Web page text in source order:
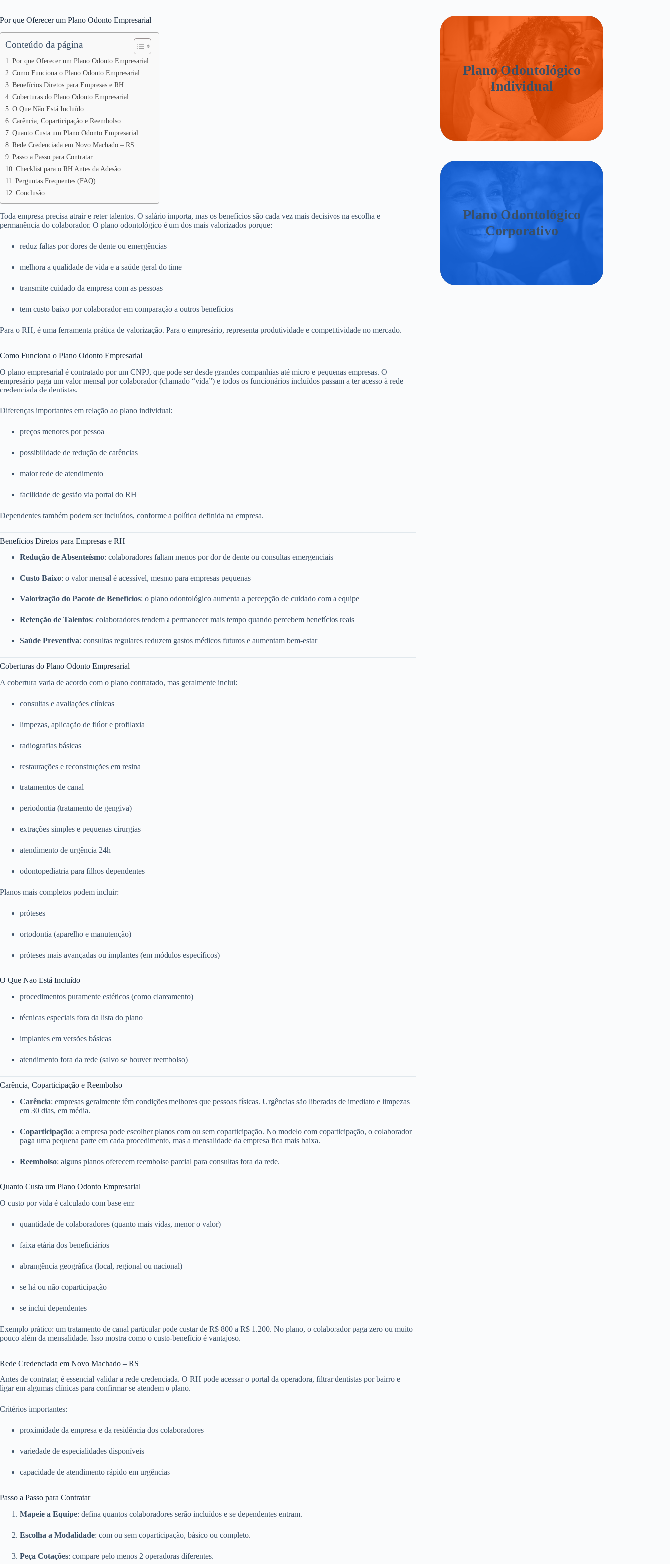
Por que Oferecer um Plano Odonto Empresarial
Conteúdo da página
Por que Oferecer um Plano Odonto Empresarial
Como Funciona o Plano Odonto Empresarial
Benefícios Diretos para Empresas e RH
Coberturas do Plano Odonto Empresarial
O Que Não Está Incluído
Carência, Coparticipação e Reembolso
Quanto Custa um Plano Odonto Empresarial
Rede Credenciada em Novo Machado – RS
Passo a Passo para Contratar
Checklist para o RH Antes da Adesão
Perguntas Frequentes (FAQ)
Conclusão
Toda empresa precisa atrair e reter talentos. O salário importa, mas os benefícios são cada vez mais decisivos na escolha e
permanência do colaborador. O plano odontológico é um dos mais valorizados porque:
reduz faltas por dores de dente ou emergências
melhora a qualidade de vida e a saúde geral do time
transmite cuidado da empresa com as pessoas
tem custo baixo por colaborador em comparação a outros benefícios
Para o RH, é uma ferramenta prática de valorização. Para o empresário, representa produtividade e competitividade no mercado.
Como Funciona o Plano Odonto Empresarial
O plano empresarial é contratado por um CNPJ, que pode ser desde grandes companhias até micro e pequenas empresas. O
empresário paga um valor mensal por colaborador (chamado “vida”) e todos os funcionários incluídos passam a ter acesso à rede
credenciada de dentistas.
Diferenças importantes em relação ao plano individual:
preços menores por pessoa
possibilidade de redução de carências
maior rede de atendimento
facilidade de gestão via portal do RH
Dependentes também podem ser incluídos, conforme a política definida na empresa.
Benefícios Diretos para Empresas e RH
Redução de Absenteísmo: colaboradores faltam menos por dor de dente ou consultas emergenciais
Custo Baixo: o valor mensal é acessível, mesmo para empresas pequenas
Valorização do Pacote de Benefícios: o plano odontológico aumenta a percepção de cuidado com a equipe
Retenção de Talentos: colaboradores tendem a permanecer mais tempo quando percebem benefícios reais
Saúde Preventiva: consultas regulares reduzem gastos médicos futuros e aumentam bem-estar
Coberturas do Plano Odonto Empresarial
A cobertura varia de acordo com o plano contratado, mas geralmente inclui:
consultas e avaliações clínicas
limpezas, aplicação de flúor e profilaxia
radiografias básicas
restaurações e reconstruções em resina
tratamentos de canal
periodontia (tratamento de gengiva)
extrações simples e pequenas cirurgias
atendimento de urgência 24h
odontopediatria para filhos dependentes
Planos mais completos podem incluir:
próteses
ortodontia (aparelho e manutenção)
próteses mais avançadas ou implantes (em módulos específicos)
O Que Não Está Incluído
procedimentos puramente estéticos (como clareamento)
técnicas especiais fora da lista do plano
implantes em versões básicas
atendimento fora da rede (salvo se houver reembolso)
Carência, Coparticipação e Reembolso
Carência: empresas geralmente têm condições melhores que pessoas físicas. Urgências são liberadas de imediato e limpezas
em 30 dias, em média.
Coparticipação: a empresa pode escolher planos com ou sem coparticipação. No modelo com coparticipação, o colaborador
paga uma pequena parte em cada procedimento, mas a mensalidade da empresa fica mais baixa.
Reembolso: alguns planos oferecem reembolso parcial para consultas fora da rede.
Quanto Custa um Plano Odonto Empresarial
O custo por vida é calculado com base em:
quantidade de colaboradores (quanto mais vidas, menor o valor)
faixa etária dos beneficiários
abrangência geográfica (local, regional ou nacional)
se há ou não coparticipação
se inclui dependentes
Exemplo prático: um tratamento de canal particular pode custar de R$ 800 a R$ 1.200. No plano, o colaborador paga zero ou muito
pouco além da mensalidade. Isso mostra como o custo-benefício é vantajoso.
Rede Credenciada em Novo Machado – RS
Antes de contratar, é essencial validar a rede credenciada. O RH pode acessar o portal da operadora, filtrar dentistas por bairro e
ligar em algumas clínicas para confirmar se atendem o plano.
Critérios importantes:
proximidade da empresa e da residência dos colaboradores
variedade de especialidades disponíveis
capacidade de atendimento rápido em urgências
Passo a Passo para Contratar
Mapeie a Equipe: defina quantos colaboradores serão incluídos e se dependentes entram.
Escolha a Modalidade: com ou sem coparticipação, básico ou completo.
Peça Cotações: compare pelo menos 2 operadoras diferentes.
Plano Odontológico
Individual
Plano Odontológico
Corporativo